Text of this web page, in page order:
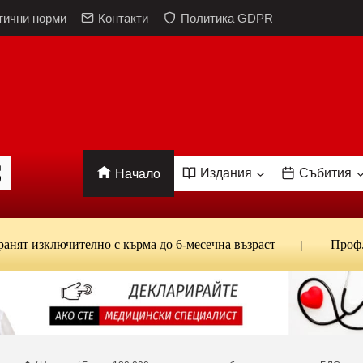
норми Контакти Политика GDPR
Начало Издания Събития
с кърма до 6-месечна възраст Проф.